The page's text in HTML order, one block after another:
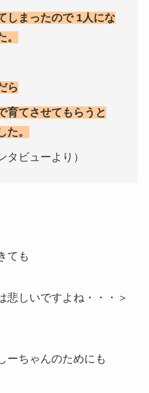
しまったので 1人にな
ら
育てさせてもらうと
た。
タビューより）
ても
悲しいですよね・・・＞
ーちゃんのためにも